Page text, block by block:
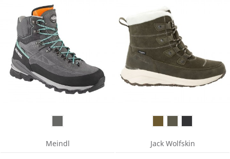
Meindl Jack Wolfskin